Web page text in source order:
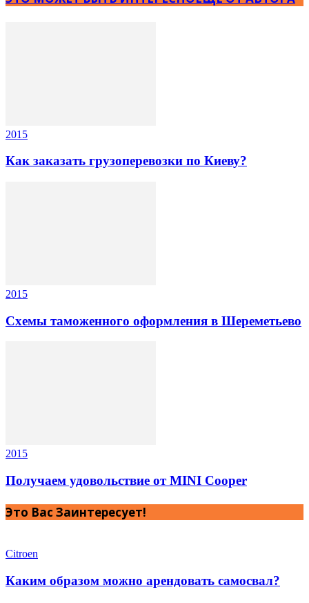
2015
Как заказать грузоперевозки по Киеву?
2015
Схемы таможенного оформления в Шереметьево
2015
Получаем удовольствие от MINI Cooper
Это Вас Заинтересует!
Citroen
Каким образом можно арендовать самосвал?